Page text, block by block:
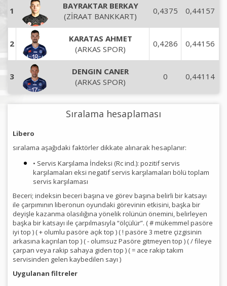
1
BAYRAKTAR BERKAY
(ZİRAAT BANKKART)
0,4375 0,44157
2
KARATAS AHMET
(ARKAS SPOR)
0,4286 0,44156
3
DENGIN CANER
(ARKAS SPOR)
0 0,44114
Sıralama hesaplaması
Libero
sıralama aşağıdaki faktörler dikkate alınarak hesaplanır:
• Servis Karşılama İndeksi (Rc ind.): pozitif servis
karşılamaları eksi negatif servis karşılamaları bölü toplam
servis karşılaması
Beceri; indeksin beceri başına ve görev başına belirli bir katsayı
ile çarpımının liberonun oyundaki görevinin etkisini, başka bir
deyişle kazanma olasılığına yönelik rolünün önemini, belirleyen
başka bir katsayı ile çarpılmasıyla “ölçülür”. ( # mükemmel pasöre
iyi top ) ( + olumlu pasöre açık top ) ( ! pasöre 3 metre çizgisinin
arkasına kaçırılan top ) ( - olumsuz Pasöre gitmeyen top ) ( / fileye
çarpan veya rakip sahaya giden top ) ( = ace rakip takım
servisinden gelen kaybedilen sayı )
Uygulanan filtreler